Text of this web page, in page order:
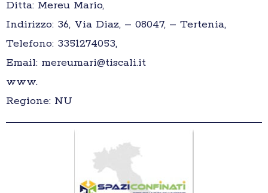
Ditta: Mereu Mario,
Indirizzo: 36, Via Diaz, – 08047, – Tertenia,
Telefono: 3351274053,
Email: mereumari@tiscali.it
www.
Regione: NU